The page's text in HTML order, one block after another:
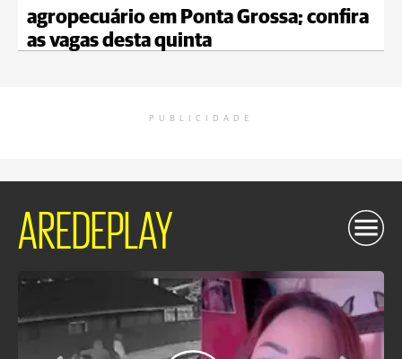
agropecuário em Ponta Grossa; confira
as vagas desta quinta
PUBLICIDADE
AREDEPLAY